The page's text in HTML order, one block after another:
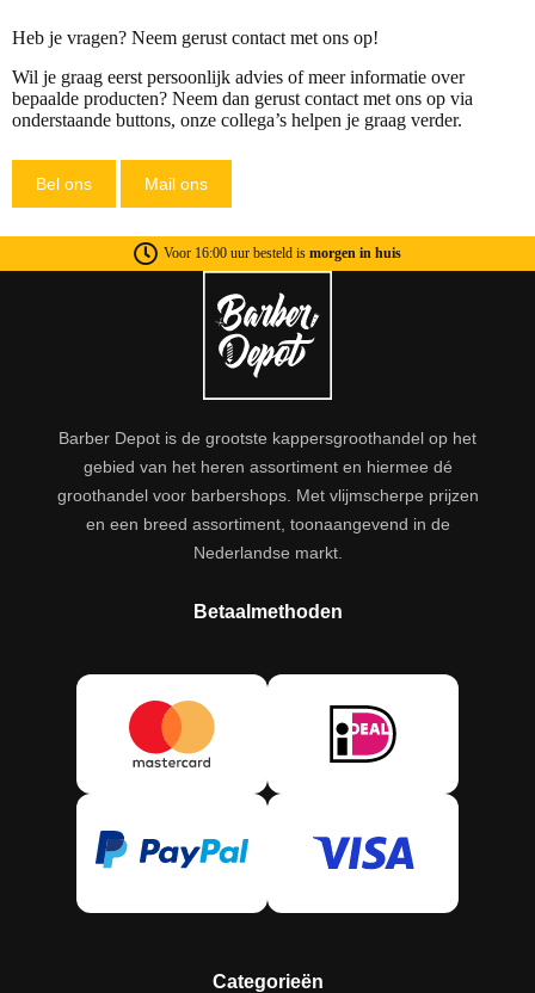
Heb je vragen? Neem gerust contact met ons op!
Wil je graag eerst persoonlijk advies of meer informatie over
bepaalde producten? Neem dan gerust contact met ons op via
onderstaande buttons, onze collega’s helpen je graag verder.
Bel ons Mail ons
Voor 16:00 uur besteld is morgen in huis
Barber Depot is de grootste kappersgroothandel op het
gebied van het heren assortiment en hiermee dé
groothandel voor barbershops. Met vlijmscherpe prijzen
en een breed assortiment, toonaangevend in de
Nederlandse markt.
Betaalmethoden
Categorieën